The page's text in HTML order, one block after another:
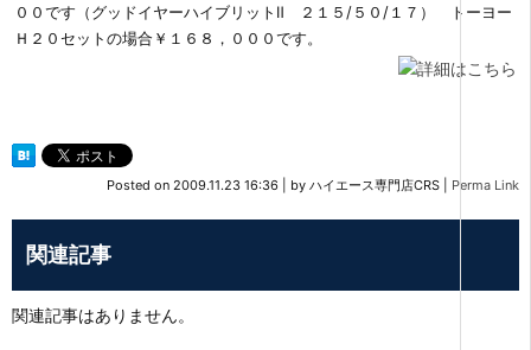
００です（グッドイヤーハイブリットⅡ ２１５/５０/１７） トーヨー
Ｈ２０セットの場合￥１６８，０００です。
Posted on 2009.11.23 16:36 by ハイエース専門店CRS Perma Link
関連記事
関連記事はありません。